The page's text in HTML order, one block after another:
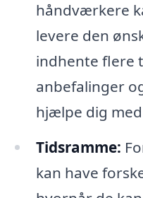
håndværkere
levere den
indhente flere
anbefalinger
hjælpe dig
Tidsramme:
kan have